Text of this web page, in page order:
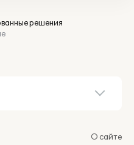
решения
О сайте